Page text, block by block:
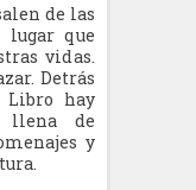
de las
lugar que
vidas.
Detrás
hay
llena de
y